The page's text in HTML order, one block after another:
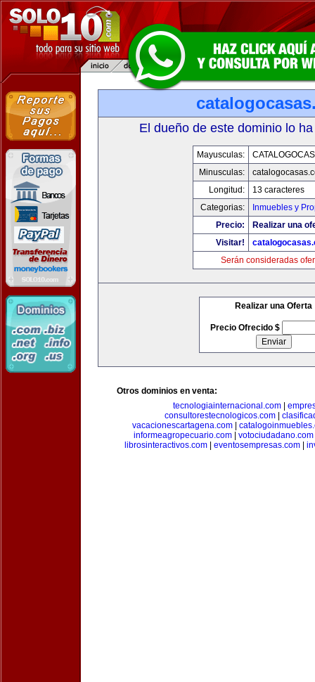
El dueño de este dominio lo
Mayusculas:
Minusculas:
Longitud:
13 caracteres
Categorias:
Inmuebles y
Precio:
Realizar una
Visitar!
Serán consideradas
Realizar una Oferta
Precio Ofrecido $
Otros dominios en venta:
tecnologiainternacional.com|
consultorestecnologicos.com
vacacionescartagena.com
informeagropecuario.com| votociudadano.com
librosinteractivos.com| eventosempresas.com|